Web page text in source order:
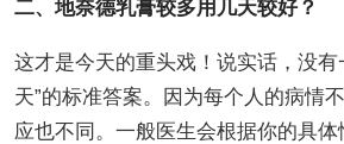
二、地奈德乳膏较多用几天较好？
这才是今天的重头戏！说实话，没有
天”的标准答案。因为每个人的病情
应也不同。一般医生会根据你的具